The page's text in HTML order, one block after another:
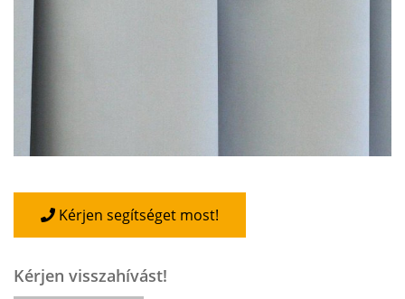
Kérjen segítséget most!
Kérjen visszahívást!